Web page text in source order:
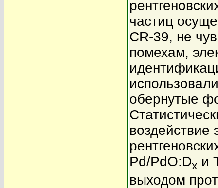
частиц
CR-39, не
помехам,
обернутые
воздействие
Pd/PdO:Dx и
выходом